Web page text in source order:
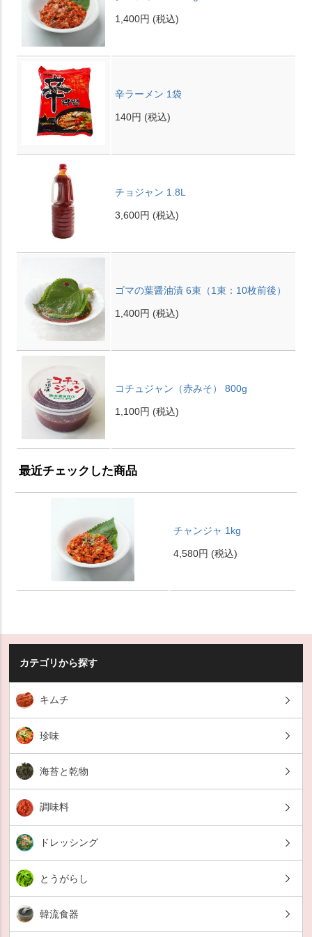
1,400円 (税込)
辛ラーメン 1袋
140円 (税込)
チョジャン 1.8L
3,600円 (税込)
ゴマの葉醤油漬 6束（1束：10枚前後）
1,400円 (税込)
コチュジャン（赤みそ） 800g
1,100円 (税込)
最近チェックした商品
チャンジャ 1kg
4,580円 (税込)
カテゴリから探す
キムチ
珍味
海苔と乾物
調味料
ドレッシング
とうがらし
韓流食器